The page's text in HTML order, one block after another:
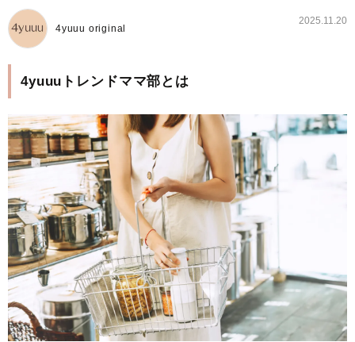
4yuuu original
2025.11.20
4yuuuトレンドママ部とは